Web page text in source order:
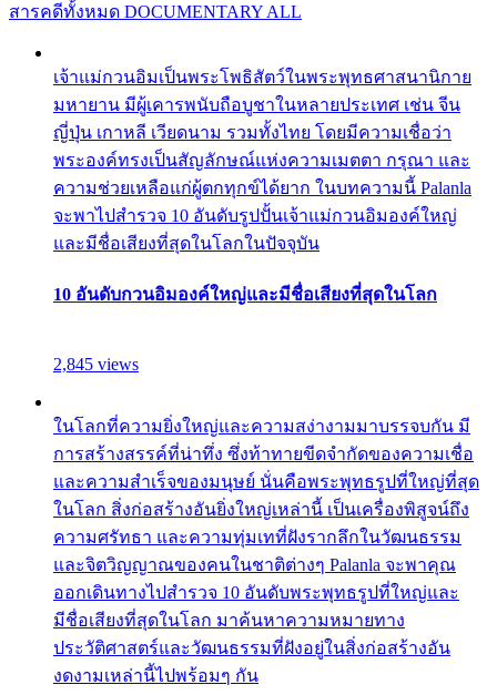
สารคดีทั้งหมด DOCUMENTARY ALL
เจ้าแม่กวนอิมเป็นพระโพธิสัตว์ในพระพุทธศาสนานิกาย
มหายาน มีผู้เคารพนับถือบูชาในหลายประเทศ เช่น จีน
ญี่ปุ่น เกาหลี เวียดนาม รวมทั้งไทย โดยมีความเชื่อว่า
พระองค์ทรงเป็นสัญลักษณ์แห่งความเมตตา กรุณา และ
ความช่วยเหลือแก่ผู้ตกทุกข์ได้ยาก ในบทความนี้ Palanla
จะพาไปสำรวจ 10 อันดับรูปปั้นเจ้าแม่กวนอิมองค์ใหญ่
และมีชื่อเสียงที่สุดในโลกในปัจจุบัน
10 อันดับกวนอิมองค์ใหญ่และมีชื่อเสียงที่สุดในโลก
2,845 views
ในโลกที่ความยิ่งใหญ่และความสง่างามมาบรรจบกัน มี
การสร้างสรรค์ที่น่าทึ่ง ซึ่งท้าทายขีดจำกัดของความเชื่อ
และความสำเร็จของมนุษย์ นั่นคือพระพุทธรูปที่ใหญ่ที่สุด
ในโลก สิ่งก่อสร้างอันยิ่งใหญ่เหล่านี้ เป็นเครื่องพิสูจน์ถึง
ความศรัทธา และความทุ่มเทที่ฝังรากลึกในวัฒนธรรม
และจิตวิญญาณของคนในชาติต่างๆ Palanla จะพาคุณ
ออกเดินทางไปสำรวจ 10 อันดับพระพุทธรูปที่ใหญ่และ
มีชื่อเสียงที่สุดในโลก มาค้นหาความหมายทาง
ประวัติศาสตร์และวัฒนธรรมที่ฝังอยู่ในสิ่งก่อสร้างอัน
งดงามเหล่านี้ไปพร้อมๆ กัน